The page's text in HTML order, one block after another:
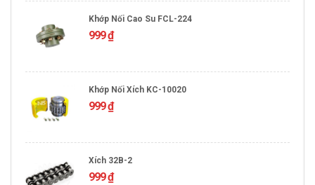
Khớp Nối Cao Su FCL-224
999₫
Khớp Nối Xích KC-10020
999₫
Xích 32B-2
999₫